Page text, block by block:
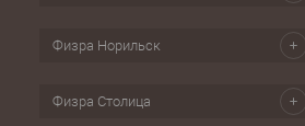
Физра Норильск
Физра Столица